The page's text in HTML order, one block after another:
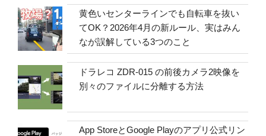
黄色いセンターラインでも自転車を抜い
てOK？2026年4月の新ルール、実はみん
なが誤解している3つのこと
ドラレコ ZDR-015 の前後カメラ2映像を
別々のファイルに分離する方法
App StoreとGoogle Playのアプリ公式リン